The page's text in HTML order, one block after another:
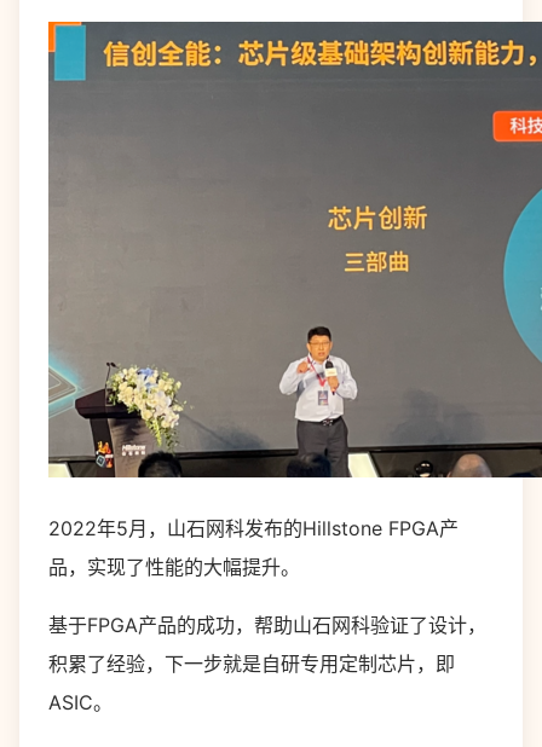
2022年5月，山石网科发布的Hillstone FPGA产
品，实现了性能的大幅提升。
基于FPGA产品的成功，帮助山石网科验证了设计，
积累了经验，下一步就是自研专用定制芯片，即
ASIC。